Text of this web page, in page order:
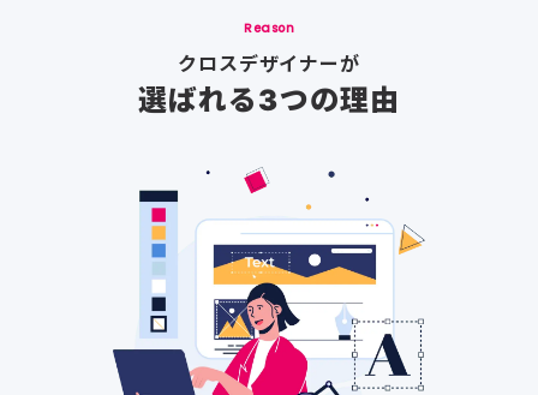
Reason
クロスデザイナーが
選ばれる3つの理由